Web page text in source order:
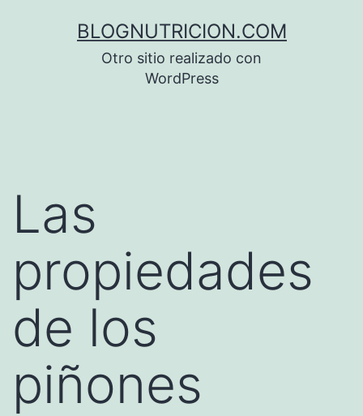
BLOGNUTRICION.COM
Otro sitio realizado con
WordPress
Las
propiedades
de los
piñones